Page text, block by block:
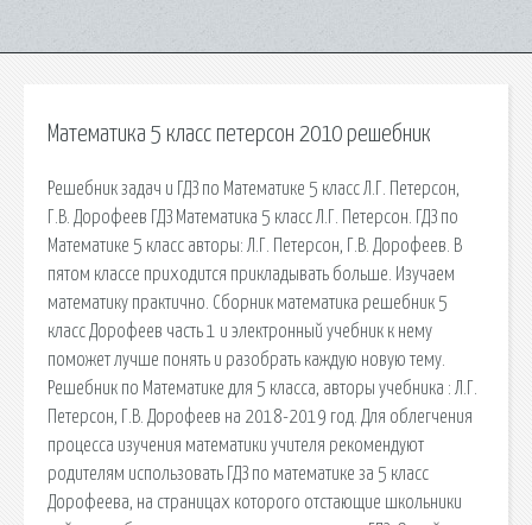
Математика 5 класс петерсон 2010 решебник
Решебник задач и ГДЗ по Математике 5 класс Л.Г. Петерсон,
Г.В. Дорофеев ГДЗ Математика 5 класс Л.Г. Петерсон. ГДЗ по
Математике 5 класс авторы: Л.Г. Петерсон, Г.В. Дорофеев. В
пятом классе приходится прикладывать больше. Изучаем
математику практично. Сборник математика решебник 5
класс Дорофеев часть 1 и электронный учебник к нему
поможет лучше понять и разобрать каждую новую тему.
Решебник по Математике для 5 класса, авторы учебника : Л.Г.
Петерсон, Г.В. Дорофеев на 2018-2019 год. Для облегчения
процесса изучения математики учителя рекомендуют
родителям использовать ГДЗ по математике за 5 класс
Дорофеева, на страницах которого отстающие школьники